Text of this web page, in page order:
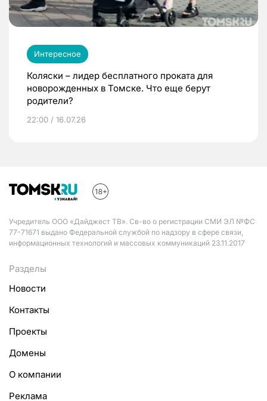
Интересное
Коляски – лидер бесплатного проката для
новорожденных в Томске. Что еще берут
родители?
22:00 / 16.07.26
Учредитель ООО «Дайджест ТВ». Св-во о регистрации СМИ ЭЛ №ФС
77-71671 выдано Федеральной службой по надзору в сфере связи,
информационных технологий и массовых коммуникаций 23.11.2017
Разделы
Новости
Контакты
Проекты
Домены
О компании
Реклама